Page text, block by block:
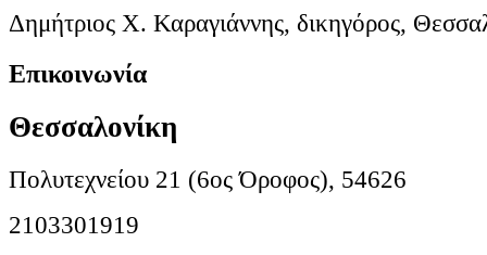
Δημήτριος Χ. Καραγιάννης, δικηγόρος,
Επικοινωνία
Θεσσαλονίκη
Πολυτεχνείου 21 (6ος Όροφος), 54626
2103301919